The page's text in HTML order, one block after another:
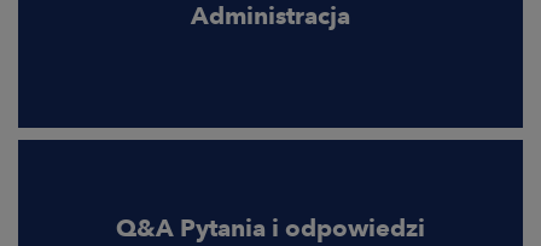
Administracja
Q&A Pytania i odpowiedzi